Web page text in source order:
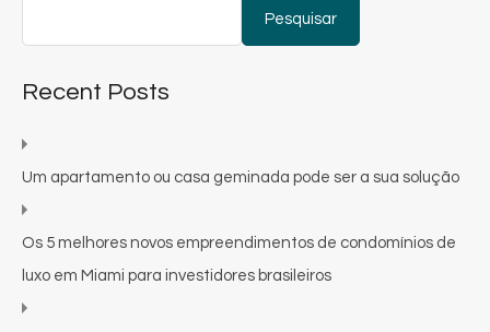
Pesquisar
Recent Posts
Um apartamento ou casa geminada pode ser a sua solução
Os 5 melhores novos empreendimentos de condomínios de
luxo em Miami para investidores brasileiros